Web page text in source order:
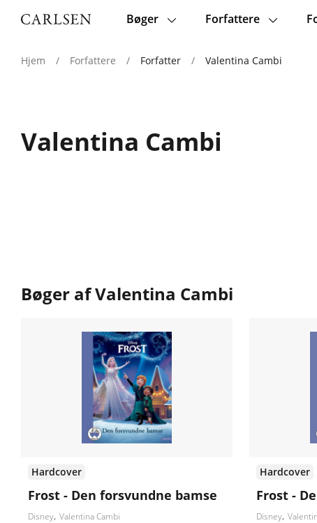
Main
Bøger Forfattere
Hjem / Forfattere / Forfatter / Valentina Cambi
Valentina Cambi
Bøger af Valentina Cambi
Hardcover
Frost - Den forsvundne bamse
Disney Valentina Cambi
Hardcover
Frost -
Disney